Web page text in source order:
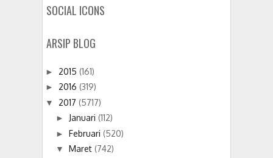
SOCIAL ICONS
ARSIP BLOG
► 2015 (161)
► 2016 (319)
▼ 2017 (5717)
► Januari (112)
► Februari (520)
▼ Maret (742)